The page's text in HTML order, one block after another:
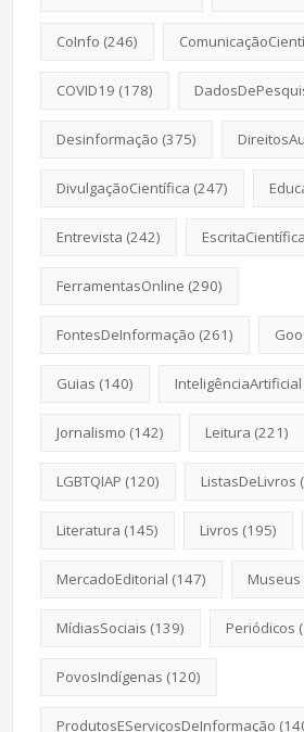
CoInfo (246)
COVID19 (178)
Desinformação (375)
DivulgaçãoCientífica (247)
Entrevista (242) EscritaCientífica
FerramentasOnline (290)
FontesDeInformação (261)
Guias (140) InteligênciaArtificial
Jornalismo (142) Leitura (221)
LGBTQIAP (120) ListasDeLivros
Literatura (145) Livros (195)
MercadoEditorial (147) Museus
MídiasSociais (139) Periódicos
PovosIndígenas (120)
ProdutosEServiçosDeInformação